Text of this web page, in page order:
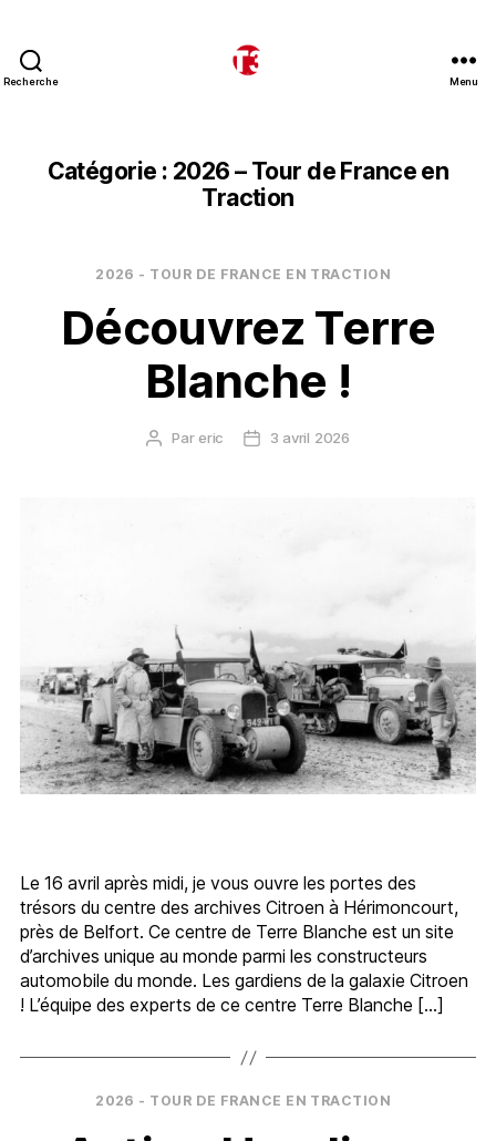
Recherche Menu
Catégorie : 2026 – Tour de France en
Traction
Catégories
2026 - TOUR DE FRANCE EN TRACTION
Découvrez Terre
Blanche !
Auteur
Pareric
Date3 avril 2026
Le 16 avril après midi, je vous ouvre les portes des
trésors du centre des archives Citroen à Hérimoncourt,
près de Belfort. Ce centre de Terre Blanche est un site
d’archives unique au monde parmi les constructeurs
automobile du monde. Les gardiens de la galaxie Citroen
! L’équipe des experts de ce centre Terre Blanche […]
Catégories
2026 - TOUR DE FRANCE EN TRACTION